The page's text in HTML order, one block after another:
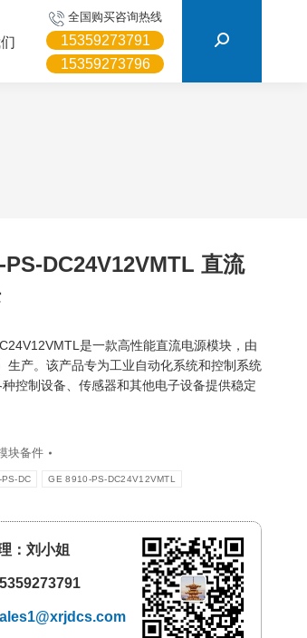
全国购买咨询热线
15359273791
15359273796
PS-DC24V12VMTL 直流
是一款高性能直流电源模块，由
生产。该产品专为工业自动化系统和控制系统
控制设备、传感器和其他电子设备提供稳定
块备件
DC GE 8910-PS-DC24V12VMTL
：刘小姐